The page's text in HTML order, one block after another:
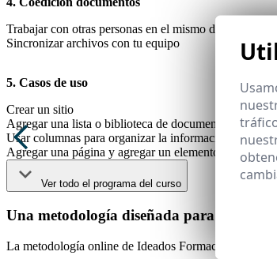
Trabajar con otras personas en el mismo documento y
Sincronizar archivos con tu equipo
5. Casos de uso
Crear un sitio
Agregar una lista o biblioteca de documentos
Usar columnas para organizar la información
Agregar una página y agregar un elemento web
Ver todo el programa del curso
Una metodología diseñada para
La metodología online de Ideados Formación facilita